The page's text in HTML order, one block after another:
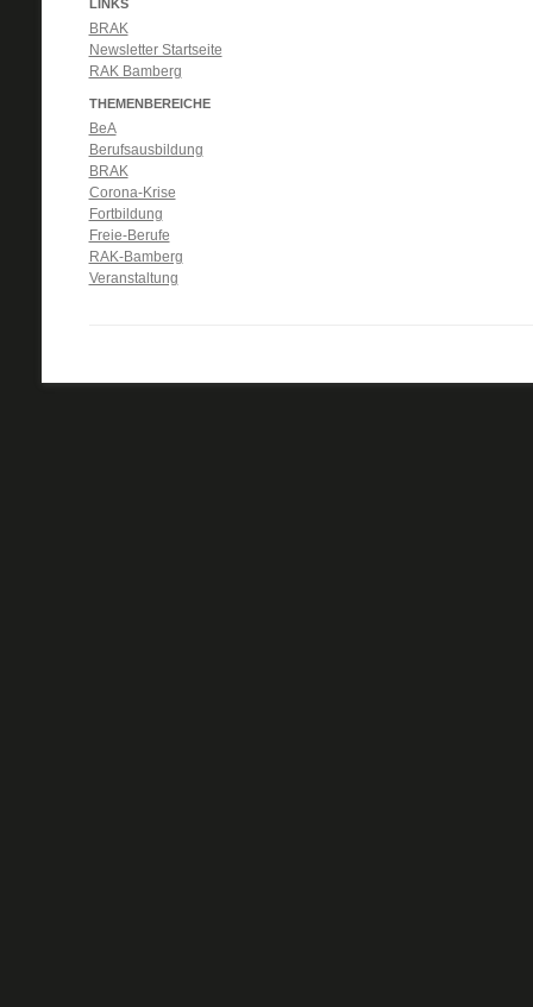
LINKS
BRAK
Newsletter Startseite
RAK Bamberg
THEMENBEREICHE
BeA
Berufsausbildung
BRAK
Corona-Krise
Fortbildung
Freie-Berufe
RAK-Bamberg
Veranstaltung